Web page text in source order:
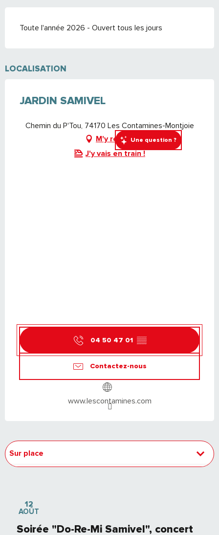
Une question ?
Toute l'année 2026 - Ouvert tous les jours
LOCALISATION
JARDIN SAMIVEL
Chemin du P'Tou, 74170 Les Contamines-Montjoie
M'y rendre
J'y vais en train !
04 50 47 01 ▒▒
Contactez-nous
www.lescontamines.com
Sur place
12
AOÛT
Soirée "Do-Re-Mi Samivel", concert